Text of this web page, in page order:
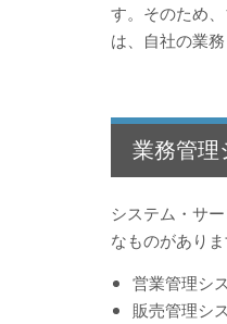
す。そのため
は、自社の業
業務管理
システム・サ
なものがありま
営業管理シ
販売管理シ